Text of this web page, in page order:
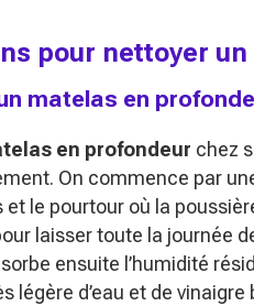
pour nettoyer
matelas en
en profondeur chez
On commence par
le pourtour où la
laisser toute la journée
ensuite l’humidité
légère d’eau et de